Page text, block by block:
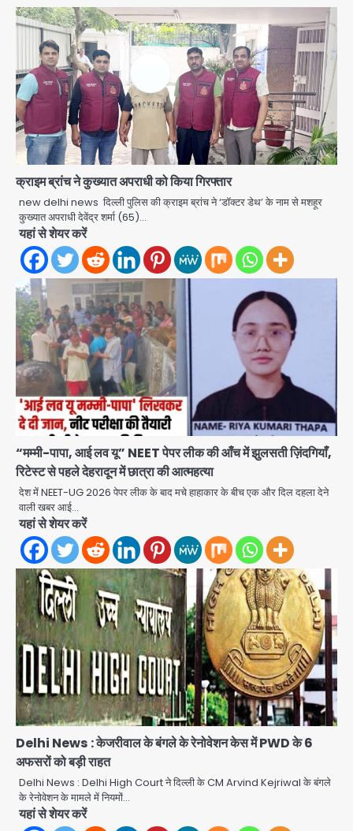
क्राइम ब्रांच ने कुख्यात अपराधी को किया गिरफ्तार
new delhi news दिल्ली पुलिस की क्राइम ब्रांच ने ‘डॉक्टर डेथ’ के नाम से मशहूर
कुख्यात अपराधी देवेंद्र शर्मा (65)…
यहां से शेयर करें
“मम्मी-पापा, आई लव यू” NEET पेपर लीक की आँच में झुलसती ज़िंदगियाँ,
रिटेस्ट से पहले देहरादून में छात्रा की आत्महत्या
देश में NEET-UG 2026 पेपर लीक के बाद मचे हाहाकार के बीच एक और दिल दहला देने
वाली खबर आई…
यहां से शेयर करें
Delhi News : केजरीवाल के बंगले के रेनोवेशन केस में PWD के 6
अफसरों को बड़ी राहत
Delhi News : Delhi High Court ने दिल्ली के CM Arvind Kejriwal के बंगले
के रेनोवेशन के मामले में नियमों…
यहां से शेयर करें
अब पहला स्थान हासिल करना लक्ष्य: डीएम
3
28 साल बाद कानून के शिकंजे में आया हत्या का
फरार आरोपी
Team JHJ
4
डबल मर्डर का मुख्य साजिशकर्ता क्राइम ब्रांच
के हत्थे
Team JHJ